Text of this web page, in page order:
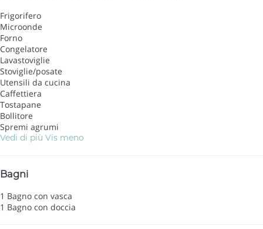
Frigorifero
Microonde
Forno
Congelatore
Lavastoviglie
Stoviglie/posate
Utensili da cucina
Caffettiera
Tostapane
Bollitore
Spremi agrumi
Vedi di più Vis meno
Bagni
1 Bagno con vasca
1 Bagno con doccia